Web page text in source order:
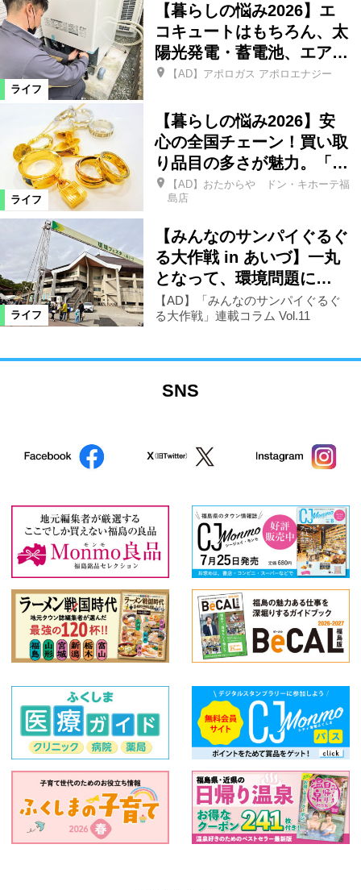
ライフ
【暮らしの悩み2026】エ
コキュートはもちろん、太
陽光発電・蓄電池、エア…
【AD】アポロガス アポロエナジー
ライフ
【暮らしの悩み2026】安
心の全国チェーン！買い取
り品目の多さが魅力。「…
【AD】おたからや ドン・キホーテ福
島店
ライフ
【みんなのサンパイぐるぐ
る大作戦 in あいづ】一丸
となって、環境問題に…
【AD】「みんなのサンパイぐるぐ
る大作戦」連載コラム Vol.11
SNS